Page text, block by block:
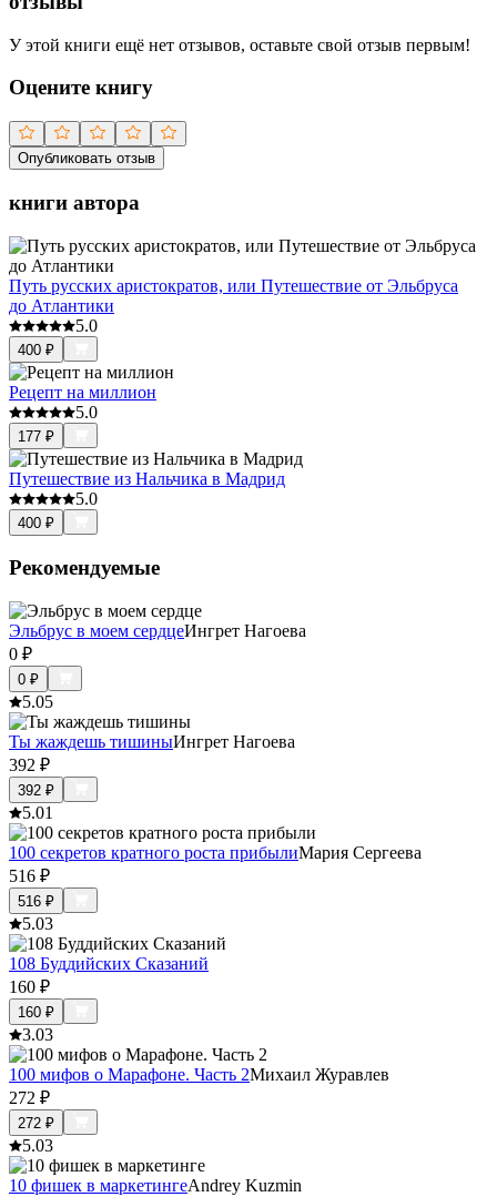
У этой книги ещё нет отзывов, оставьте свой отзыв первым!
Оцените книгу
Опубликовать отзыв
книги автора
Путь русских аристократов, или Путешествие от Эльбруса
до Атлантики
5.0
400 ₽
Рецепт на миллион
5.0
177 ₽
Путешествие из Нальчика в Мадрид
5.0
400 ₽
Рекомендуемые
Эльбрус в моем сердцеИнгрет Нагоева
0 ₽
0 ₽
5.05
Ты жаждешь тишиныИнгрет Нагоева
392 ₽
392 ₽
5.01
100 секретов кратного роста прибылиМария Сергеева
516 ₽
516 ₽
5.03
108 Буддийских Сказаний
160 ₽
160 ₽
3.03
100 мифов о Марафоне. Часть 2Михаил Журавлев
272 ₽
272 ₽
5.03
10 фишек в маркетингеAndrey Kuzmin